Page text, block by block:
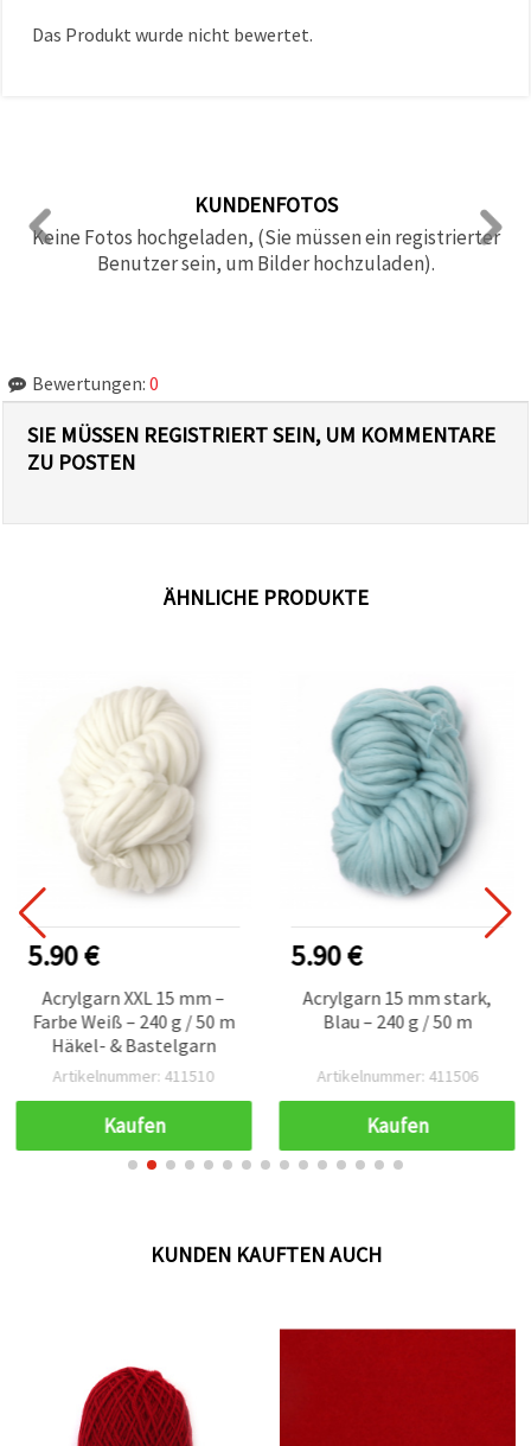
Das Produkt wurde nicht bewertet.
KUNDENFOTOS
Keine Fotos hochgeladen, (Sie müssen ein registrierter
Benutzer sein, um Bilder hochzuladen).
Bewertungen: 0
SIE MÜSSEN REGISTRIERT SEIN, UM KOMMENTARE
ZU POSTEN
ÄHNLICHE PRODUKTE
5.90 €
Acrylgarn XXL 15 mm –
Farbe Weiß – 240 g / 50 m
Häkel- & Bastelgarn
Artikelnummer: 411510
Kaufen
5.90 €
Acrylgarn 15 mm stark,
Blau – 240 g / 50 m
Artikelnummer: 411506
Kaufen
KUNDEN KAUFTEN AUCH